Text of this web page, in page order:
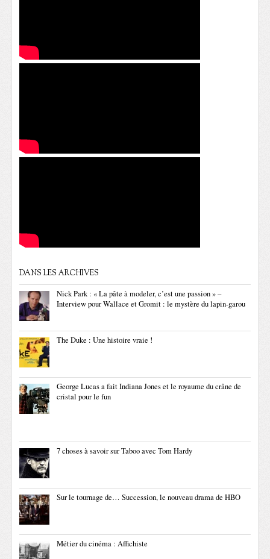
DANS LES ARCHIVES
Nick Park : « La pâte à modeler, c’est une passion » –
Interview pour Wallace et Gromit : le mystère du lapin-garou
The Duke : Une histoire vraie !
George Lucas a fait Indiana Jones et le royaume du crâne de
cristal pour le fun
7 choses à savoir sur Taboo avec Tom Hardy
Sur le tournage de… Succession, le nouveau drama de HBO
Métier du cinéma : Affichiste